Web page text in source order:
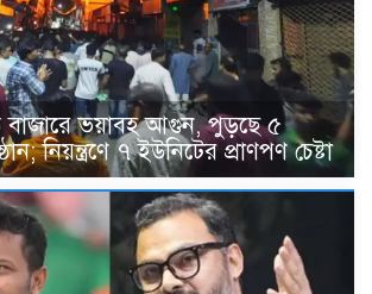
বাজারে ভয়াবহ আগুন, পুড়ছে ৫
নিয়ন্ত্রণে ৭ ইউনিটের প্রাণপণ চেষ্টা